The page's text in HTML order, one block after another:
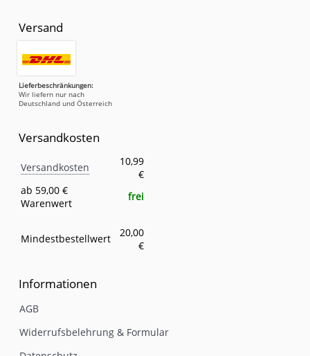
Versand
Lieferbeschränkungen:
Wir liefern nur nach
Deutschland und Österreich
Versandkosten
Eigenschaft
Versandkosten
10,99
€
ab 59,00 €
Warenwert
frei
Mindestbestellwert
20,00
€
Informationen
AGB
Widerrufsbelehrung & Formular